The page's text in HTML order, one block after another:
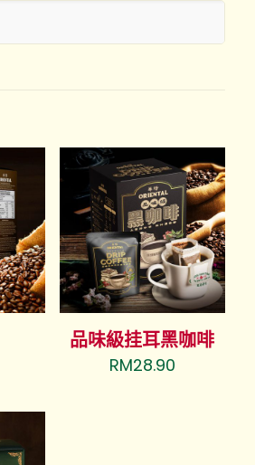
品味級挂耳黑咖啡
RM28.90